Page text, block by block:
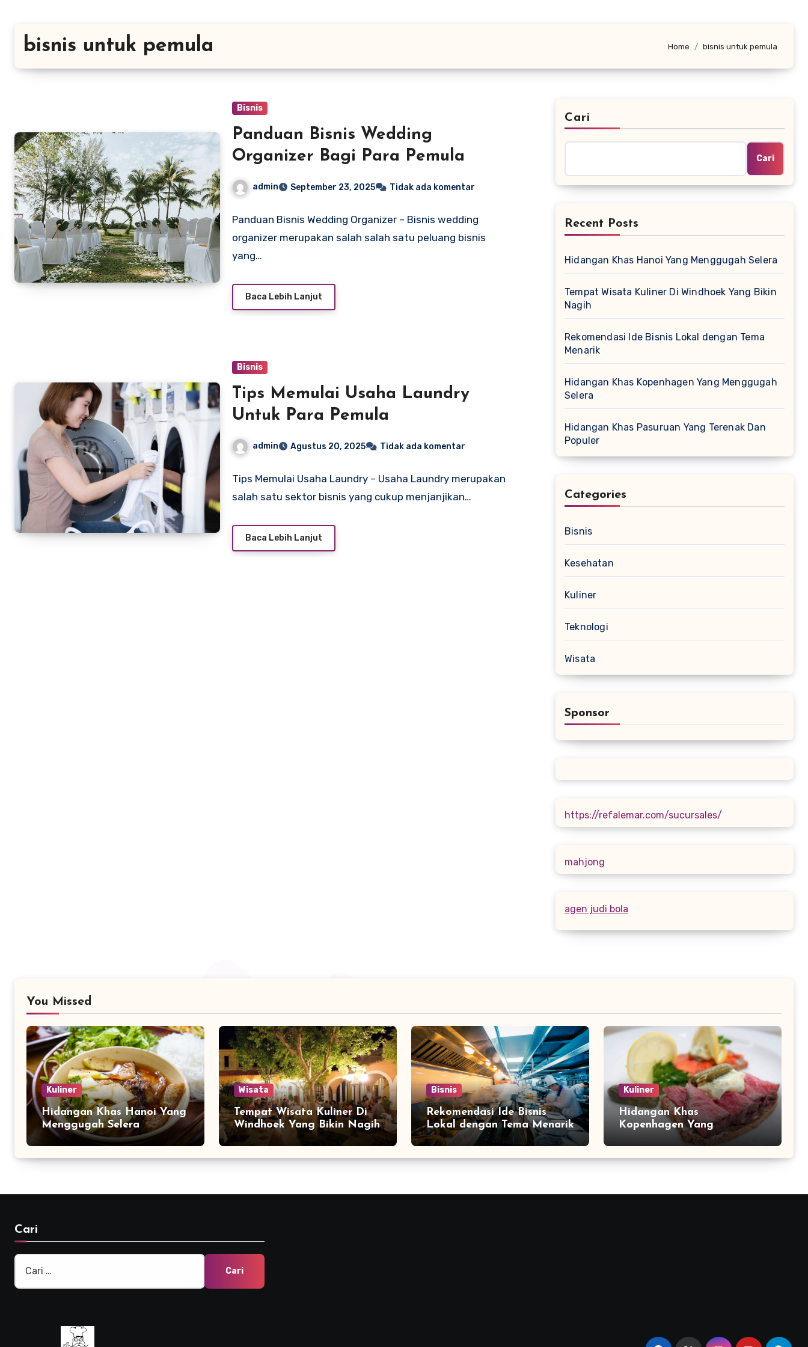
bisnis untuk pemula Home bisnis untuk pemula
Bisnis
Panduan Bisnis Wedding
Organizer Bagi Para Pemula
admin September 23, 2025 Tidak ada komentar
Panduan Bisnis Wedding Organizer – Bisnis wedding
organizer merupakan salah salah satu peluang bisnis
yang…
Baca Lebih Lanjut
Bisnis
Tips Memulai Usaha Laundry
Untuk Para Pemula
admin Agustus 20, 2025 Tidak ada komentar
Tips Memulai Usaha Laundry – Usaha Laundry merupakan
salah satu sektor bisnis yang cukup menjanjikan…
Baca Lebih Lanjut
Cari
Cari
Recent Posts
Hidangan Khas Hanoi Yang Menggugah Selera
Tempat Wisata Kuliner Di Windhoek Yang Bikin
Nagih
Rekomendasi Ide Bisnis Lokal dengan Tema
Menarik
Hidangan Khas Kopenhagen Yang Menggugah
Selera
Hidangan Khas Pasuruan Yang Terenak Dan
Populer
Categories
Bisnis
Kesehatan
Kuliner
Teknologi
Wisata
Sponsor
https://refalemar.com/sucursales/
mahjong
agen judi bola
You Missed
Kuliner
Hidangan Khas Hanoi Yang
Menggugah Selera
Wisata
Tempat Wisata Kuliner Di
Windhoek Yang Bikin Nagih
Bisnis
Rekomendasi Ide Bisnis
Lokal dengan Tema Menarik
Kuliner
Hidangan Khas
Kopenhagen Yang
Menggugah Selera
Cari
Cari